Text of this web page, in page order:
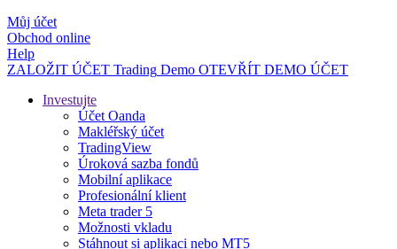
Můj účet
Obchod online
Help
ZALOŽIT ÚČET Trading Demo OTEVŘÍT DEMO ÚČET
Investujte
Účet Oanda
Makléřský účet
TradingView
Úroková sazba fondů
Mobilní aplikace
Profesionální klient
Meta trader 5
Možnosti vkladu
Stáhnout si aplikaci nebo MT5